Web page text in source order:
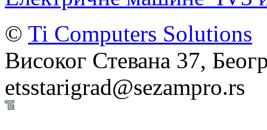
© Ti Computers Solutions
Високог Стевана 37,
etsstarigrad@sezampro.rs